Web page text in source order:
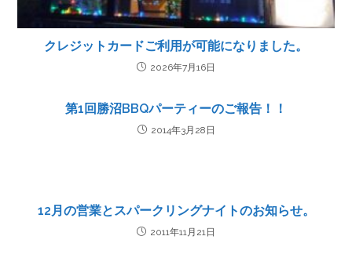
クレジットカードご利用が可能になりました。
2026年7月16日
第1回勝沼BBQパーティーのご報告！！
2014年3月28日
12月の営業とスパークリングナイトのお知らせ。
2011年11月21日